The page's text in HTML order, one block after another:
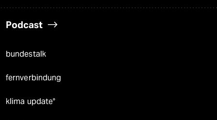
Podcast
bundestalk
fernverbindung
klima update°